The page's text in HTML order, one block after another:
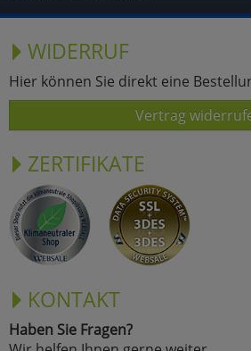
WIDERRUF
Hier können Sie direkt eine
Vertrag
ZERTIFIKATE
KONTAKT
Haben Sie Fragen?